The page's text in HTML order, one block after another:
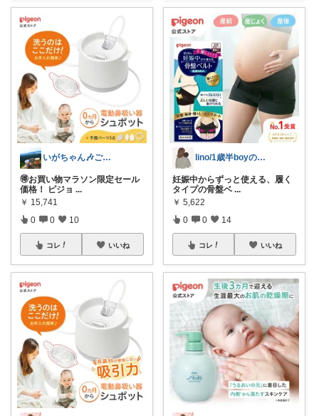
いがちゃん🎶ご購入感謝です🎶
🉐お買い物マラソン限定セール
価格！ ピジョ ...
￥ 15,741
0 0 10
コレ いいね
lino/1歳半boyのママ
妊娠中からずっと使える、履く
タイプの骨盤ベ ...
￥ 5,622
0 0 14
コレ いいね